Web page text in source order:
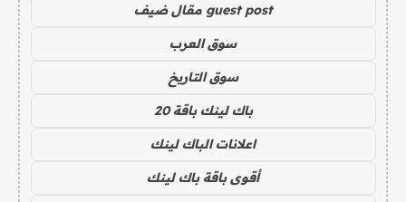
guest post مقال ضيف
سوق العرب
سوق التاريخ
باك لينك باقة 20
اعلانات الباك لينك
أقوى باقة باك لينك